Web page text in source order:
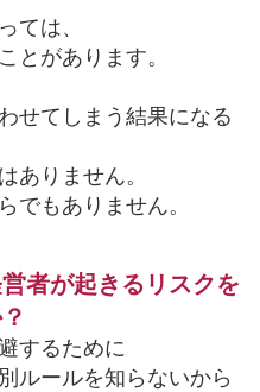
ては、
とがあります。
せてしまう結果になる
ありません。
でもありません。
者が起きるリスクを
するために
ルールを知らないから